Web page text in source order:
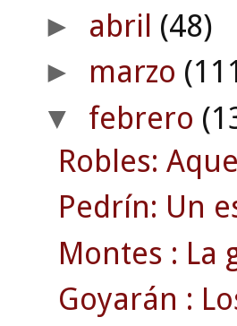
► abril (48)
► marzo
▼ febrero
Robles:
Pedrín: Un
Montes : La
Goyarán :